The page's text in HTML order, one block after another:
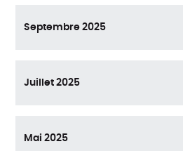
Septembre 2025
Juillet 2025
Mai 2025